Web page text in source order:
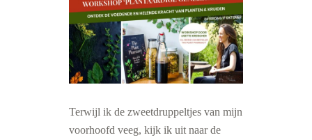
Terwijl ik de zweetdruppeltjes van mijn
voorhoofd veeg, kijk ik uit naar de